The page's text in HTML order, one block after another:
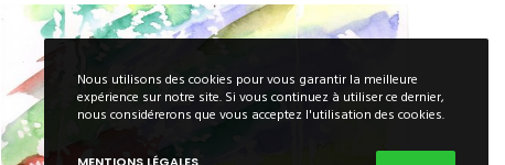
Nous utilisons des cookies pour vous garantir la meilleure
expérience sur notre site. Si vous continuez à utiliser ce dernier,
nous considérerons que vous acceptez l'utilisation des cookies.